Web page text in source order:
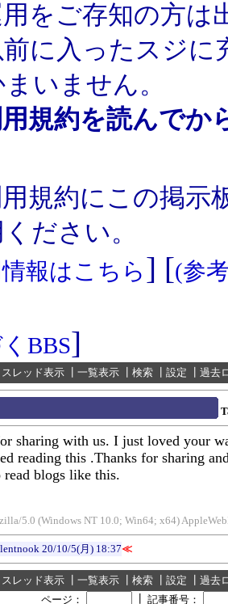
用をご存知の方
に入ったスジに
いません。
規約を読んでか
規約にこの掲示
ださい。
報はこちら] [(参
BBS]
スレッド表示 一覧表示 検索 設定 過去
sharing with us. I just loved your
reading this .Thanks for sharing
blogs like this.
5.0 (Windows NT 10.0; Win64; x64)
20/10/5(月) 18:37≪
スレッド表示 一覧表示 検索 設定
過去
ページ：
記事番号：